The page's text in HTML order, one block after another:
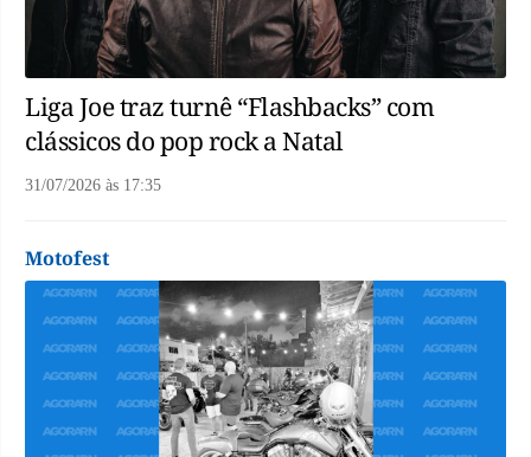
Liga Joe traz turnê “Flashbacks” com
clássicos do pop rock a Natal
31/07/2026 às 17:35
Motofest